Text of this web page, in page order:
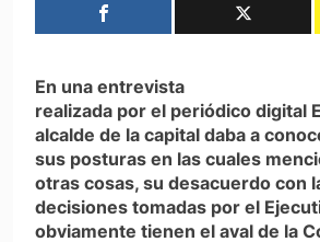
En una entrevista
realizada por el periódico digital
alcalde de la capital daba a
sus posturas en las cuales
otras cosas, su desacuerdo con
decisiones tomadas por el
obviamente tienen el aval de la